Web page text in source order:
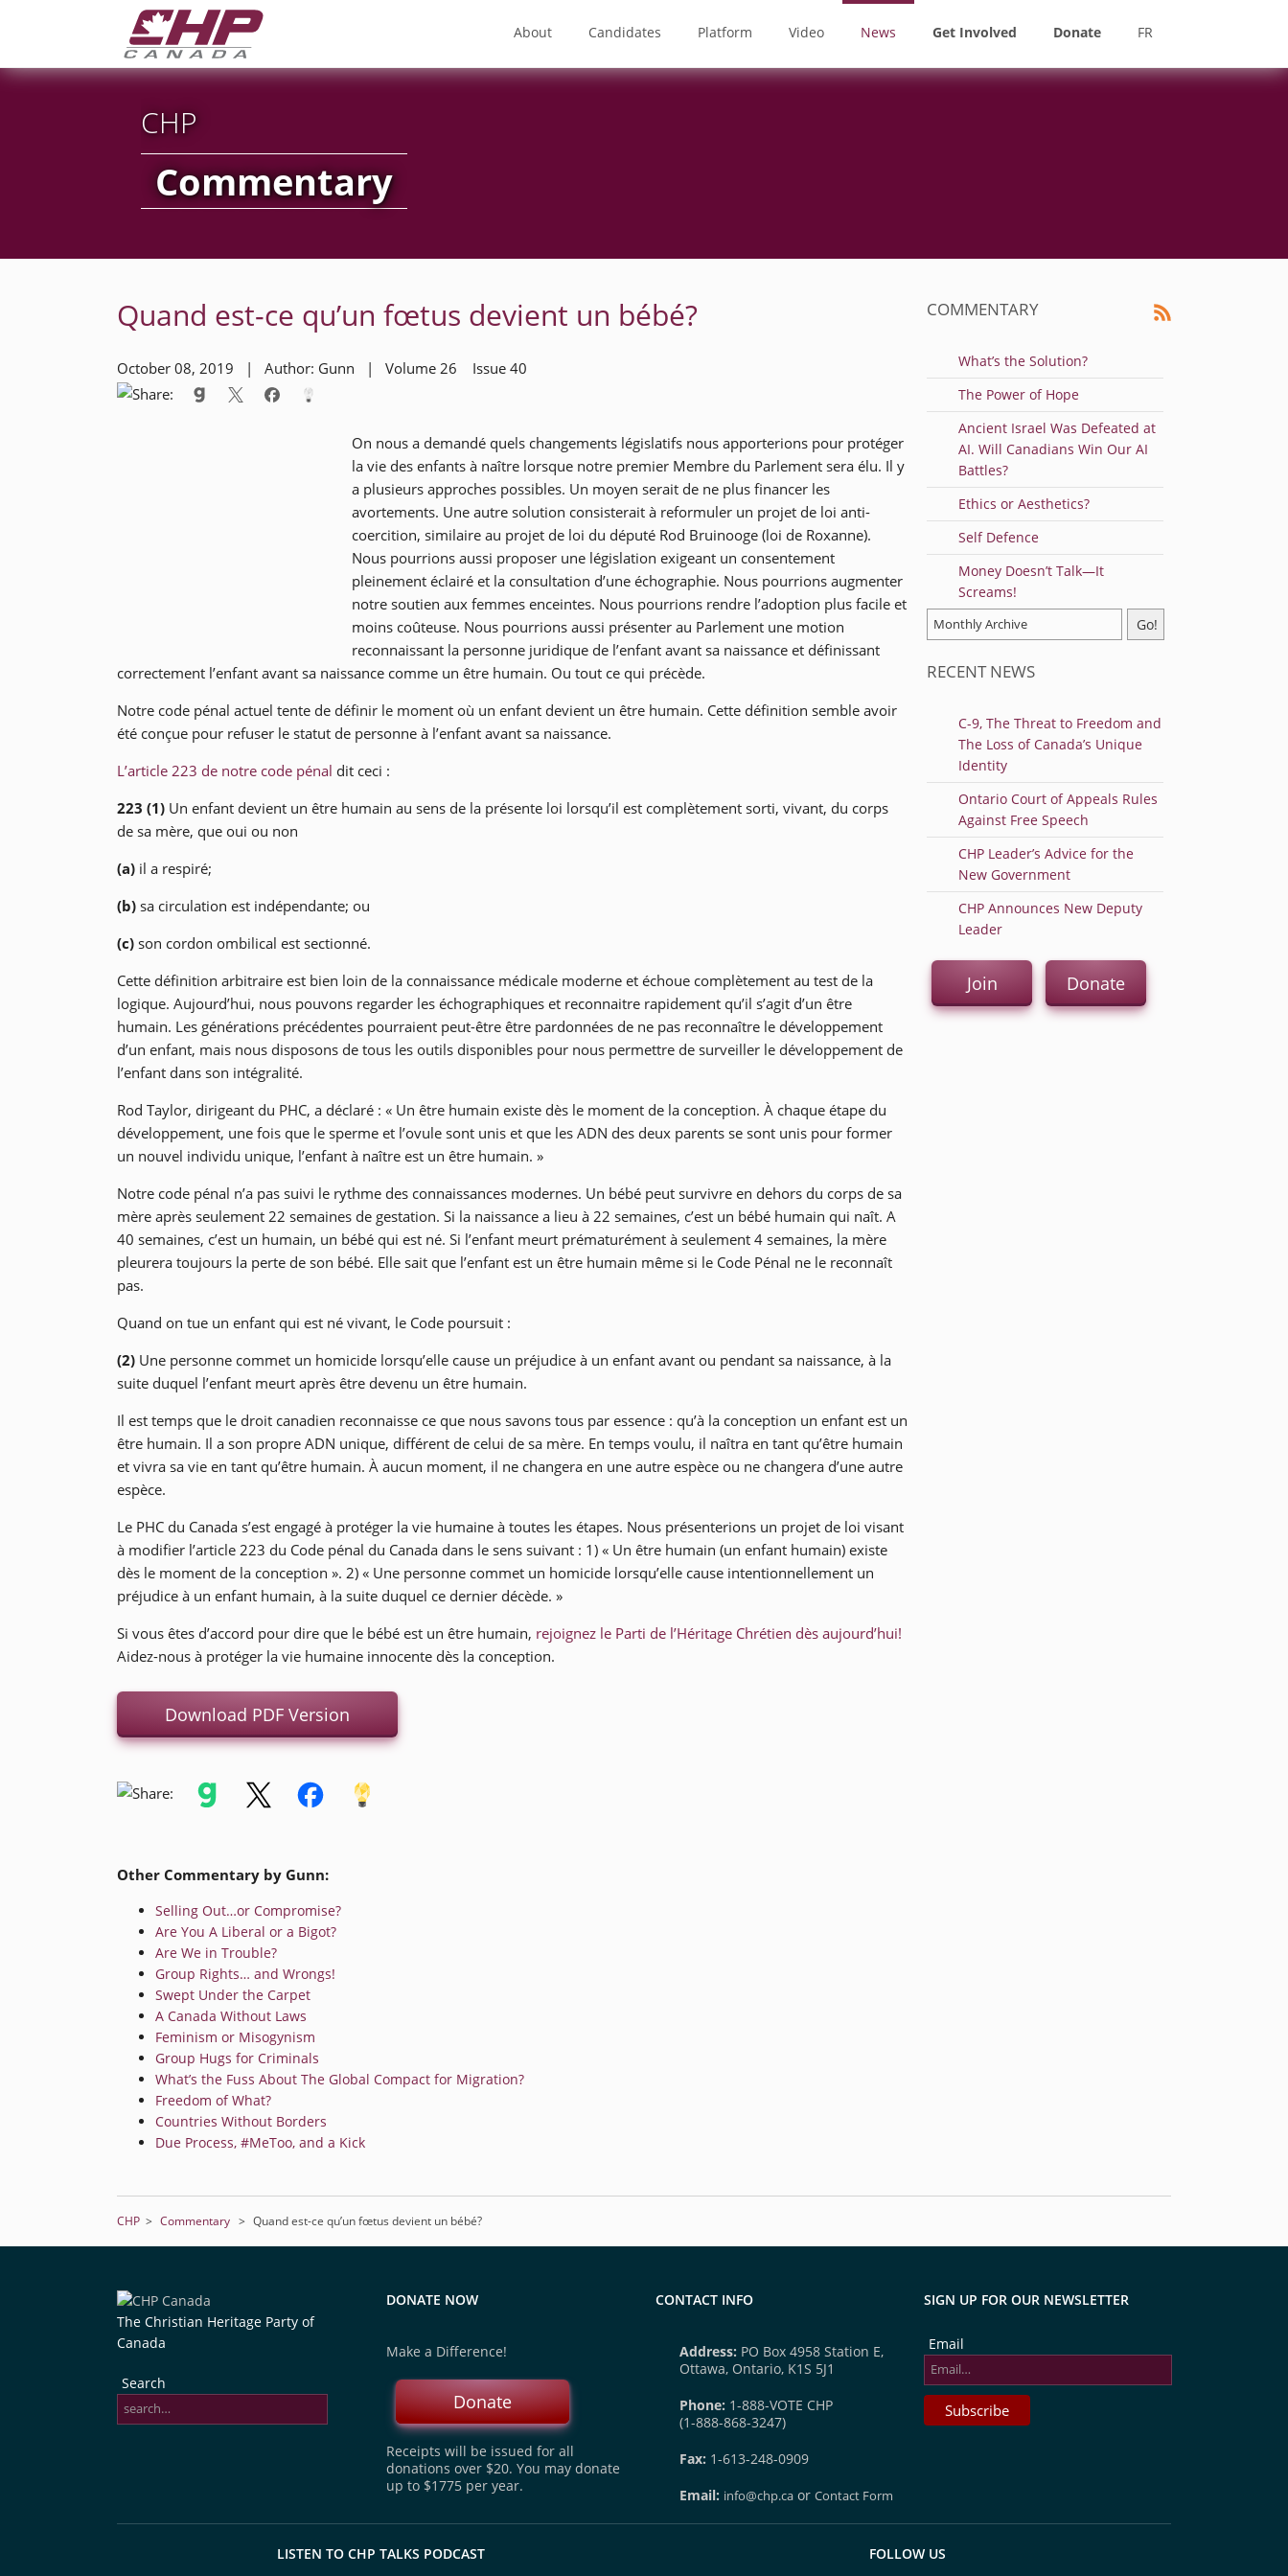
About Candidates Platform Video News Get Involved Donate FR
CHP
Commentary
Quand est-ce qu’un fœtus devient un bébé?
October 08, 2019 | Author: Gunn | Volume 26 Issue 40
On nous a demandé quels changements législatifs nous apporterions pour protéger
la vie des enfants à naître lorsque notre premier Membre du Parlement sera élu. Il y
a plusieurs approches possibles. Un moyen serait de ne plus financer les
avortements. Une autre solution consisterait à reformuler un projet de loi anti-
coercition, similaire au projet de loi du député Rod Bruinooge (loi de Roxanne).
Nous pourrions aussi proposer une législation exigeant un consentement
pleinement éclairé et la consultation d’une échographie. Nous pourrions augmenter
notre soutien aux femmes enceintes. Nous pourrions rendre l’adoption plus facile et
moins coûteuse. Nous pourrions aussi présenter au Parlement une motion
reconnaissant la personne juridique de l’enfant avant sa naissance et définissant
correctement l’enfant avant sa naissance comme un être humain. Ou tout ce qui précède.
Notre code pénal actuel tente de définir le moment où un enfant devient un être humain. Cette définition semble avoir
été conçue pour refuser le statut de personne à l’enfant avant sa naissance.
L’article 223 de notre code pénal dit ceci :
223 (1) Un enfant devient un être humain au sens de la présente loi lorsqu’il est complètement sorti, vivant, du corps
de sa mère, que oui ou non
(a) il a respiré;
(b) sa circulation est indépendante; ou
(c) son cordon ombilical est sectionné.
Cette définition arbitraire est bien loin de la connaissance médicale moderne et échoue complètement au test de la
logique. Aujourd’hui, nous pouvons regarder les échographiques et reconnaitre rapidement qu’il s’agit d’un être
humain. Les générations précédentes pourraient peut-être être pardonnées de ne pas reconnaître le développement
d’un enfant, mais nous disposons de tous les outils disponibles pour nous permettre de surveiller le développement de
l’enfant dans son intégralité.
Rod Taylor, dirigeant du PHC, a déclaré : « Un être humain existe dès le moment de la conception. À chaque étape du
développement, une fois que le sperme et l’ovule sont unis et que les ADN des deux parents se sont unis pour former
un nouvel individu unique, l’enfant à naître est un être humain. »
Notre code pénal n’a pas suivi le rythme des connaissances modernes. Un bébé peut survivre en dehors du corps de sa
mère après seulement 22 semaines de gestation. Si la naissance a lieu à 22 semaines, c’est un bébé humain qui naît. A
40 semaines, c’est un humain, un bébé qui est né. Si l’enfant meurt prématurément à seulement 4 semaines, la mère
pleurera toujours la perte de son bébé. Elle sait que l’enfant est un être humain même si le Code Pénal ne le reconnaît
pas.
Quand on tue un enfant qui est né vivant, le Code poursuit :
(2) Une personne commet un homicide lorsqu’elle cause un préjudice à un enfant avant ou pendant sa naissance, à la
suite duquel l’enfant meurt après être devenu un être humain.
Il est temps que le droit canadien reconnaisse ce que nous savons tous par essence : qu’à la conception un enfant est un
être humain. Il a son propre ADN unique, différent de celui de sa mère. En temps voulu, il naîtra en tant qu’être humain
et vivra sa vie en tant qu’être humain. À aucun moment, il ne changera en une autre espèce ou ne changera d’une autre
espèce.
Le PHC du Canada s’est engagé à protéger la vie humaine à toutes les étapes. Nous présenterions un projet de loi visant
à modifier l’article 223 du Code pénal du Canada dans le sens suivant : 1) « Un être humain (un enfant humain) existe
dès le moment de la conception ». 2) « Une personne commet un homicide lorsqu’elle cause intentionnellement un
préjudice à un enfant humain, à la suite duquel ce dernier décède. »
Si vous êtes d’accord pour dire que le bébé est un être humain, rejoignez le Parti de l’Héritage Chrétien dès aujourd’hui!
Aidez-nous à protéger la vie humaine innocente dès la conception.
Download PDF Version
Other Commentary by Gunn:
Selling Out…or Compromise?
Are You A Liberal or a Bigot?
Are We in Trouble?
Group Rights… and Wrongs!
Swept Under the Carpet
A Canada Without Laws
Feminism or Misogynism
Group Hugs for Criminals
What’s the Fuss About The Global Compact for Migration?
Freedom of What?
Countries Without Borders
Due Process, #MeToo, and a Kick
COMMENTARY
What’s the Solution?
The Power of Hope
Ancient Israel Was Defeated at
AI. Will Canadians Win Our AI
Battles?
Ethics or Aesthetics?
Self Defence
Money Doesn’t Talk—It
Screams!
RECENT NEWS
C-9, The Threat to Freedom and
The Loss of Canada’s Unique
Identity
Ontario Court of Appeals Rules
Against Free Speech
CHP Leader’s Advice for the
New Government
CHP Announces New Deputy
Leader
Join Donate
CHP > Commentary > Quand est-ce qu’un fœtus devient un bébé?
The Christian Heritage Party of
Canada
Search
DONATE NOW
Make a Difference!
Donate
Receipts will be issued for all
donations over $20. You may donate
up to $1775 per year.
CONTACT INFO
Address: PO Box 4958 Station E,
Ottawa, Ontario, K1S 5J1
Phone: 1-888-VOTE CHP
(1-888-868-3247)
Fax: 1-613-248-0909
Email: info@chp.caor Contact Form
SIGN UP FOR OUR NEWSLETTER
Email
LISTEN TO CHP TALKS PODCAST FOLLOW US